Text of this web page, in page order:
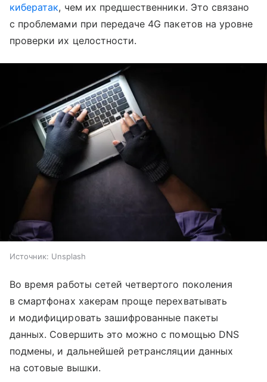
кибератак, чем их предшественники. Это связано
с проблемами при передаче 4G пакетов на уровне
проверки их целостности.
Источник: Unsplash
Во время работы сетей четвертого поколения
в смартфонах хакерам проще перехватывать
и модифицировать зашифрованные пакеты
данных. Совершить это можно с помощью DNS
подмены, и дальнейшей ретрансляции данных
на сотовые вышки.